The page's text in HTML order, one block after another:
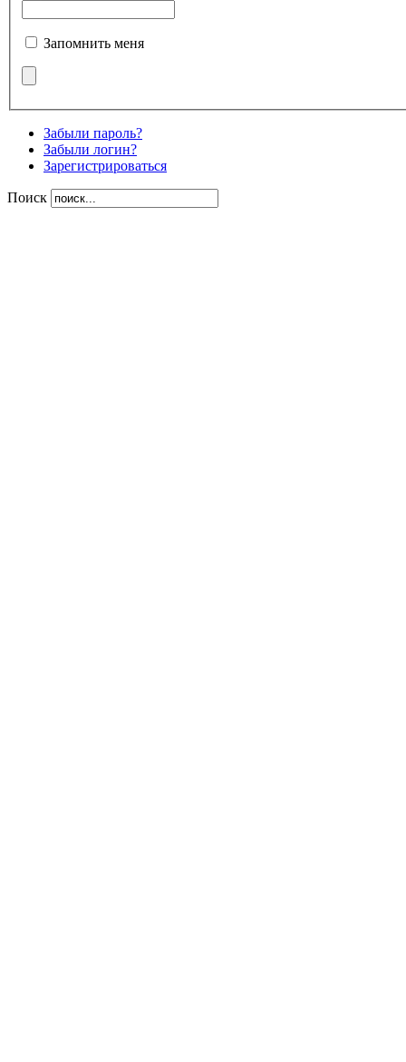
Запомнить меня
Забыли пароль?
Забыли логин?
Зарегистрироваться
Поиск